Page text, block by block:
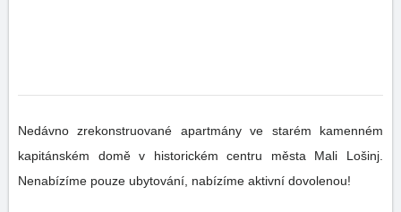
Nedávno zrekonstruované apartmány ve starém kamenném
kapitánském domě v historickém centru města Mali Lošinj.
Nenabízíme pouze ubytování, nabízíme aktivní dovolenou!